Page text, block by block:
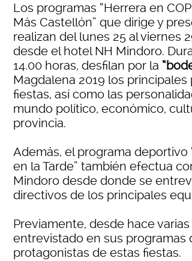
Los programas “Herrera en
Más Castellón” que dirige y
realizan del lunes 25 al viernes
desde el hotel NH Mindoro.
14.00 horas, desfilan por la
Magdalena 2019 los
fiestas, así como las
mundo político, económico,
provincia.
Además, el programa deportivo
en la Tarde” también efectua
Mindoro desde donde se
directivos de los principales
Previamente, desde hace
entrevistado en sus programas
protagonistas de estas fiestas.